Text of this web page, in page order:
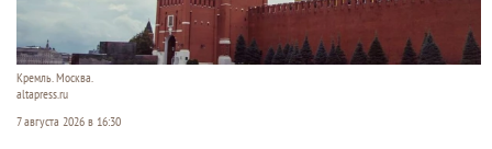
Кремль. Москва.
altapress.ru
7 августа 2026 в 16:30